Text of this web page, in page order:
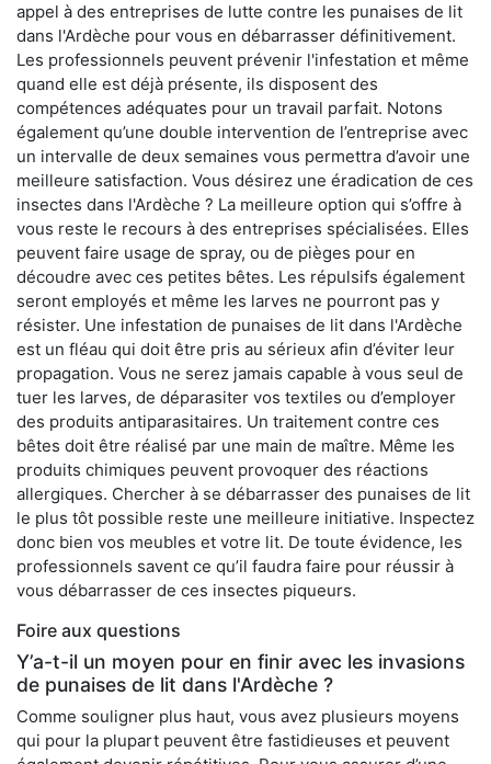
appel à des entreprises de lutte contre les punaises de lit
dans l'Ardèche pour vous en débarrasser définitivement.
Les professionnels peuvent prévenir l'infestation et même
quand elle est déjà présente, ils disposent des
compétences adéquates pour un travail parfait. Notons
également qu’une double intervention de l’entreprise avec
un intervalle de deux semaines vous permettra d’avoir une
meilleure satisfaction. Vous désirez une éradication de ces
insectes dans l'Ardèche ? La meilleure option qui s’offre à
vous reste le recours à des entreprises spécialisées. Elles
peuvent faire usage de spray, ou de pièges pour en
découdre avec ces petites bêtes. Les répulsifs également
seront employés et même les larves ne pourront pas y
résister. Une infestation de punaises de lit dans l'Ardèche
est un fléau qui doit être pris au sérieux afin d’éviter leur
propagation. Vous ne serez jamais capable à vous seul de
tuer les larves, de déparasiter vos textiles ou d’employer
des produits antiparasitaires. Un traitement contre ces
bêtes doit être réalisé par une main de maître. Même les
produits chimiques peuvent provoquer des réactions
allergiques. Chercher à se débarrasser des punaises de lit
le plus tôt possible reste une meilleure initiative. Inspectez
donc bien vos meubles et votre lit. De toute évidence, les
professionnels savent ce qu’il faudra faire pour réussir à
vous débarrasser de ces insectes piqueurs.
Foire aux questions
Y’a-t-il un moyen pour en finir avec les invasions
de punaises de lit dans l'Ardèche ?
Comme souligner plus haut, vous avez plusieurs moyens
qui pour la plupart peuvent être fastidieuses et peuvent